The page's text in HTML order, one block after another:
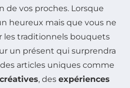
de vos proches. Lorsque
heureux mais que vous ne
les traditionnels bouquets
un présent qui surprendra
articles uniques comme
, des expériences